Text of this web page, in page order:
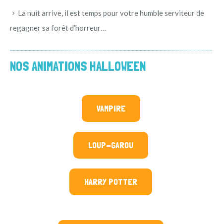
La nuit arrive, il est temps pour votre humble serviteur de
regagner sa forêt d’horreur…
NOS ANIMATIONS HALLOWEEN
VAMPIRE
LOUP-GAROU
HARRY POTTER